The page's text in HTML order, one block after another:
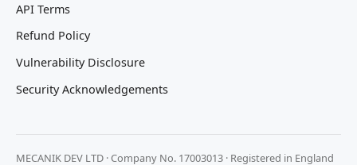
API Terms
Refund Policy
Vulnerability Disclosure
Security Acknowledgements
MECANIK DEV LTD · Company No. 17003013 · Registered in England